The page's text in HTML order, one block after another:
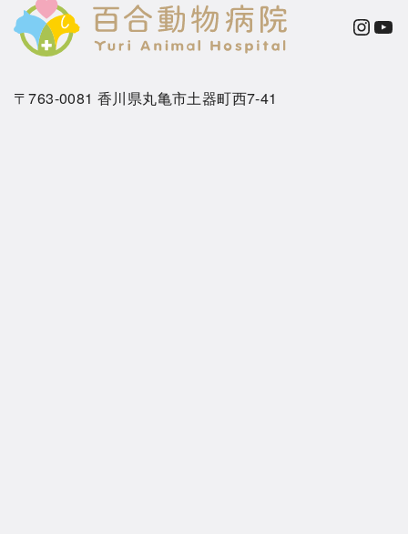
InstagramYouTube
〒763-0081 香川県丸亀市土器町西7-41